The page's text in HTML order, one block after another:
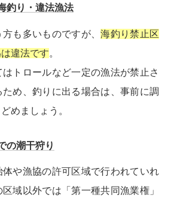
釣り・違法漁法
も多いものですが、海釣り禁止区
違法です。
トロールなど一定の漁法が禁止さ
め、釣りに出る場合は、事前に調
めましょう。
の潮干狩り
や漁協の許可区域で行われていれ
域以外では「第一種共同漁業権」